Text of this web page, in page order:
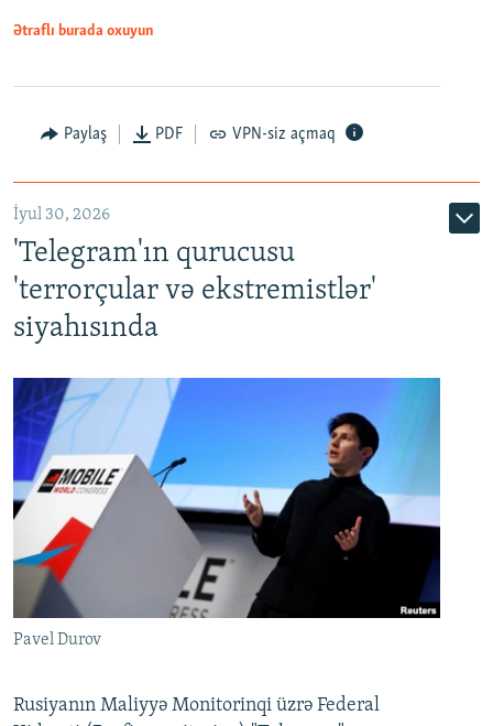
Ətraflı burada oxuyun
Paylaş PDF VPN-siz açmaq
İyul 30, 2026
'Telegram'ın qurucusu
'terrorçular və ekstremistlər'
siyahısında
Pavel Durov
Rusiyanın Maliyyə Monitorinqi üzrə Federal